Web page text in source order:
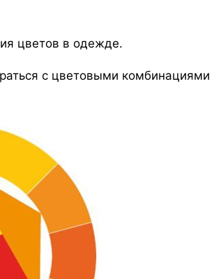
цветов в одежде.
с цветовыми комбинациями